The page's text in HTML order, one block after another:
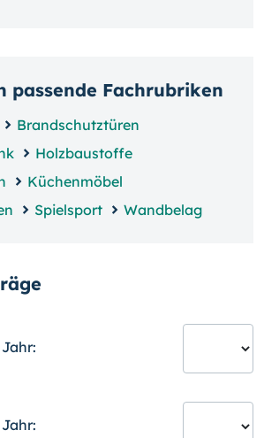
passende Fachrubriken
Brandschutztüren
Holzbaustoffe
Küchenmöbel
Spielsport Wandbelag